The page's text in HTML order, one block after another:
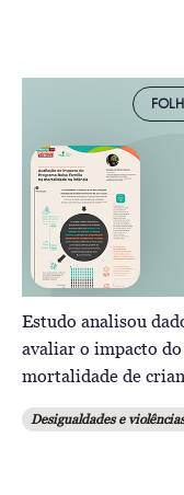
Estudo analisou
avaliar o impacto
mortalidade de
Desigualdades e violências